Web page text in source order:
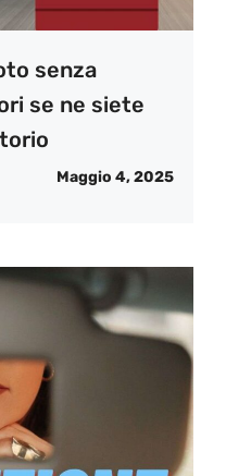
senza
se ne siete
Maggio 4, 2025